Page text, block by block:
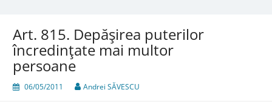
Art. 815. Depăşirea puterilor
încredinţate mai multor
persoane
06/05/2011 Andrei SĂVESCU